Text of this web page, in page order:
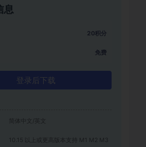
息
20积分
免费
登录后下载
简体中文/英文
10.15 以上或更高版本支持 M1 M2 M3